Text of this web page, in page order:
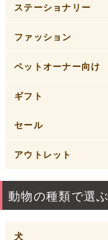
ステーショナリー
ファッション
ペットオーナー向け
ギフト
セール
アウトレット
動物の種類で選ぶ
犬